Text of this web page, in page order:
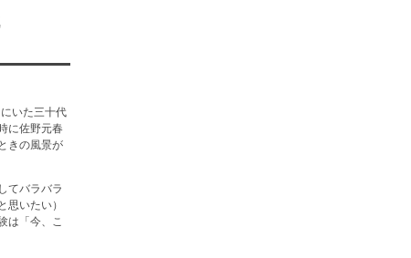
いた三十代
に佐野元春
きの風景が
てバラバラ
いたい）
は「今、こ